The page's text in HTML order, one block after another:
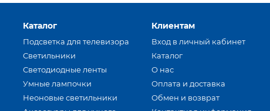
Каталог
Подсветка для телевизора
Светильники
Светодиодные ленты
Умные лампочки
Неоновые светильники
Клиентам
Вход в личный кабинет
Каталог
О нас
Оплата и доставка
Обмен и возврат